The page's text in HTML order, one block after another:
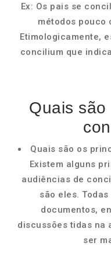
Ex: Os pais se
métodos pouco
Etimologicamente,
concilium que
Quais
Quais são os
Existem alguns
audiências de
são eles.
documentos,
discussões tidas na
ser